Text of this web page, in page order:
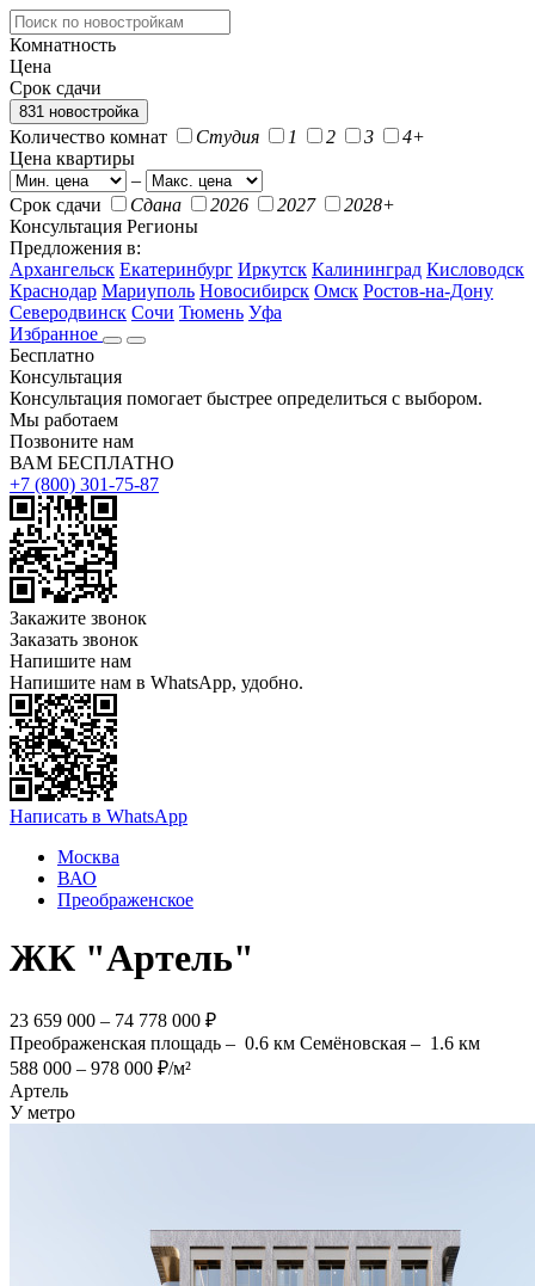
Комнатность
Цена
Срок сдачи
831 новостройка
Количество комнат Студия 1 2 3
4+
Цена квартиры
–
Срок сдачи
Сдана 2026 2027
2028+
Консультация Регионы
Предложения в:
Архангельск Екатеринбург Иркутск Калининград Кисловодск
Краснодар Мариуполь Новосибирск Омск Ростов-на-Дону
Северодвинск Сочи Тюмень Уфа
Избранное
Бесплатно
Консультация
Консультация помогает быстрее определиться с выбором.
Мы работаем
Позвоните нам
ВАМ БЕСПЛАТНО
+7 (800) 301-75-87
Закажите звонок
Заказать звонок
Напишите нам
Напишите нам в WhatsApp, удобно.
Написать в WhatsApp
Москва
ВАО
Преображенское
ЖК "Артель"
23 659 000 – 74 778 000 ₽
Преображенская площадь – 0.6 км Семёновская – 1.6 км
588 000 – 978 000 ₽/м²
Артель
У метро